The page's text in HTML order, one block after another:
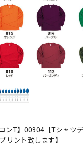
ンT】00304【Tシャツ
リント致します】